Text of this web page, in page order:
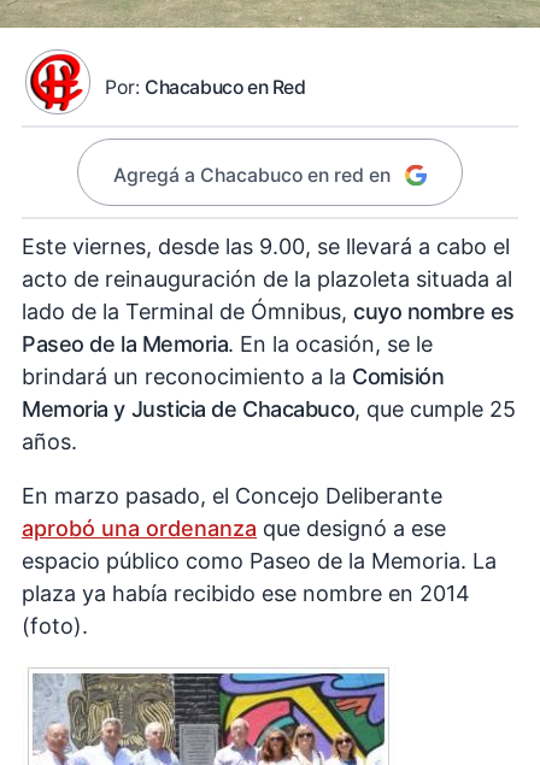
Por: Chacabuco en Red
Agregá a Chacabuco en red en
Este viernes, desde las 9.00, se llevará a cabo el
acto de reinauguración de la plazoleta situada al
lado de la Terminal de Ómnibus, cuyo nombre es
Paseo de la Memoria. En la ocasión, se le
brindará un reconocimiento a la Comisión
Memoria y Justicia de Chacabuco, que cumple 25
años.
En marzo pasado, el Concejo Deliberante
aprobó una ordenanza que designó a ese
espacio público como Paseo de la Memoria. La
plaza ya había recibido ese nombre en 2014
(foto).